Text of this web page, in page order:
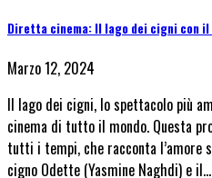
Diretta cinema: Il lago dei cigni con il
Marzo 12, 2024
Il lago dei cigni, lo spettacolo più
cinema di tutto il mondo. Questa
tutti i tempi, che racconta l’amore
cigno Odette (Yasmine Naghdi) e il…